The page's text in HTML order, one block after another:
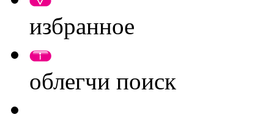
избранное
облегчи поиск